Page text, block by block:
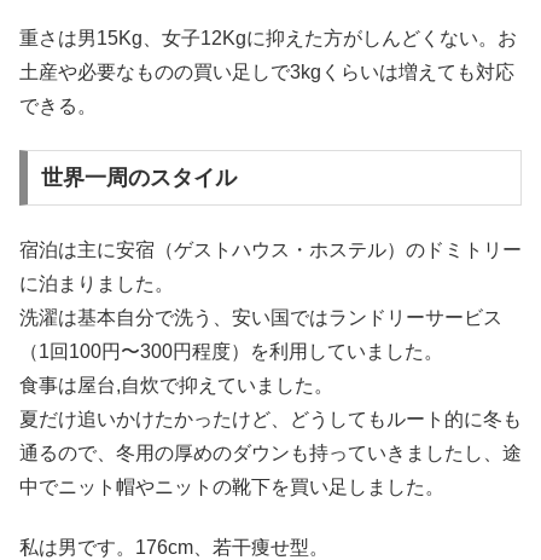
重さは男15Kg、女子12Kgに抑えた方がしんどくない。お
土産や必要なものの買い足しで3kgくらいは増えても対応
できる。
世界一周のスタイル
宿泊は主に安宿（ゲストハウス・ホステル）のドミトリー
に泊まりました。
洗濯は基本自分で洗う、安い国ではランドリーサービス
（1回100円〜300円程度）を利用していました。
食事は屋台,自炊で抑えていました。
夏だけ追いかけたかったけど、どうしてもルート的に冬も
通るので、冬用の厚めのダウンも持っていきましたし、途
中でニット帽やニットの靴下を買い足しました。
私は男です。176cm、若干痩せ型。